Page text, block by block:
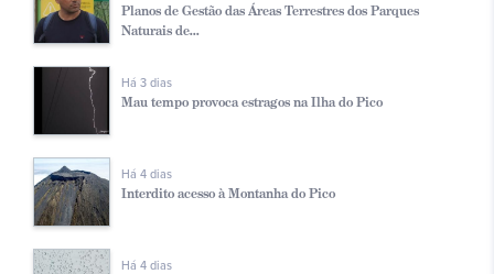
Planos de Gestão das Áreas Terrestres dos Parques
Naturais de...
Há 3 dias
Mau tempo provoca estragos na Ilha do Pico
Há 4 dias
Interdito acesso à Montanha do Pico
Há 4 dias